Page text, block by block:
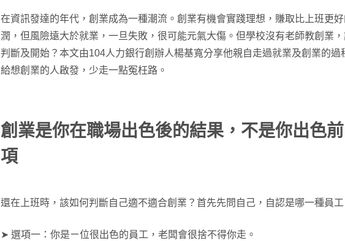
在資訊發達的年代，創業成為一種潮流。創業有機會實踐理想，賺取比上班更好
潤，但風險遠大於就業，一旦失敗，很可能元氣大傷。但學校沒有老師教創業
判斷及開始？本文由104人力銀行創辦人楊基寬分享他親自走過就業及創業的過
給想創業的人啟發，少走一點冤枉路。
創業是你在職場出色後的結果，不是你出色
項
還在上班時，該如何判斷自己適不適合創業？首先先問自己，自認是哪一種員工
➤ 選項一：你是ㄧ位很出色的員工，老闆會很捨不得你走。